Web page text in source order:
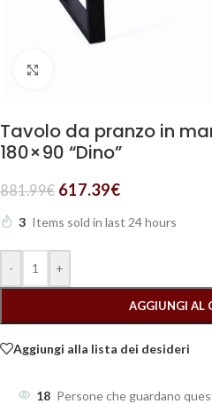
Tavolo da pranzo in
180×90 “Dino”
881.99€ 617.39€
3 Items sold in last 24 hours
- +
AGGIUNGI AL
Aggiungi alla lista dei desideri
18 Persone che guardano